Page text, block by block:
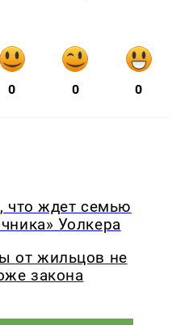
0 0 0
что ждет семью
Уолкера
от жильцов не
закона